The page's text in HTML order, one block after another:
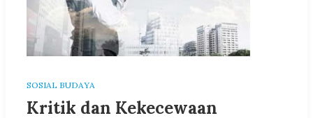
SOSIAL BUDAYA
Kritik dan Kekecewaan